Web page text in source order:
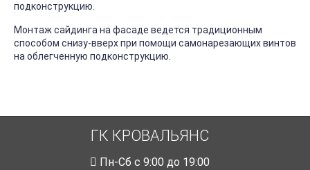
подконструкцию.
Монтаж сайдинга на фасаде ведется традиционным
способом снизу-вверх при помощи самонарезающих винтов
на облегченную подконструкцию.
ГК КРОВАЛЬЯНС
Пн-Cб с 9:00 до 19:00